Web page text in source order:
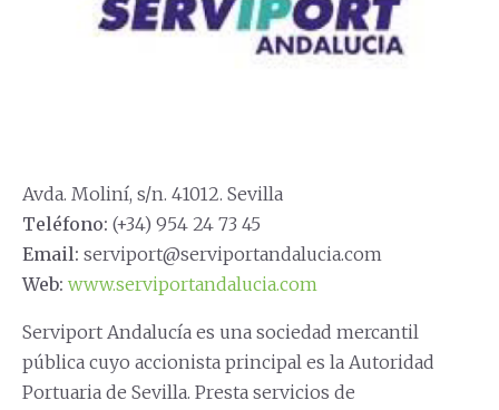
Avda. Moliní, s/n. 41012. Sevilla
Teléfono: (+34) 954 24 73 45
Email: serviport@serviportandalucia.com
Web: www.serviportandalucia.com
Serviport Andalucía es una sociedad mercantil
pública cuyo accionista principal es la Autoridad
Portuaria de Sevilla. Presta servicios de